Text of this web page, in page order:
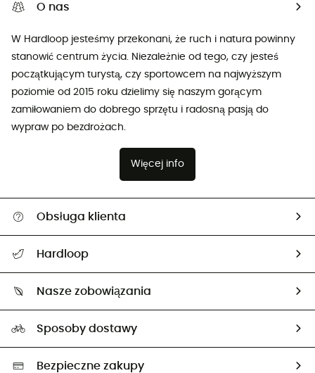
O nas
W Hardloop jesteśmy przekonani, że ruch i natura powinny
stanowić centrum życia. Niezależnie od tego, czy jesteś
początkującym turystą, czy sportowcem na najwyższym
poziomie od 2015 roku dzielimy się naszym gorącym
zamiłowaniem do dobrego sprzętu i radosną pasją do
wypraw po bezdrożach.
Więcej info
Obsługa klienta
Śledzenie przesyłki
Zwrot artykułów i zwrot środków
Hardloop
Nasze zobowiązania
Neutralność węglowa
Wybrane produkty eko
Sposoby dostawy
Bezpieczne zakupy